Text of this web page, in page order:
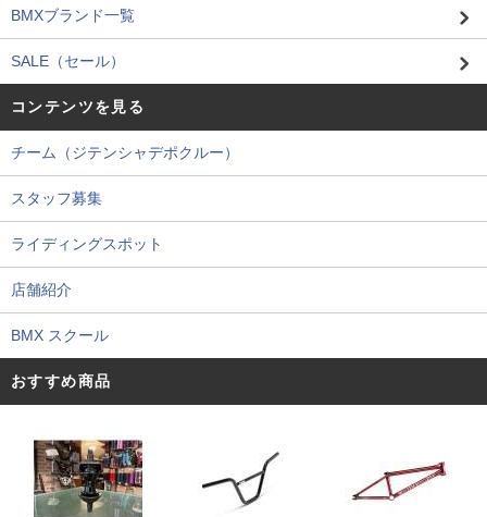
BMXブランド一覧
SALE（セール）
コンテンツを見る
チーム（ジテンシャデポクルー）
スタッフ募集
ライディングスポット
店舗紹介
BMX スクール
おすすめ商品